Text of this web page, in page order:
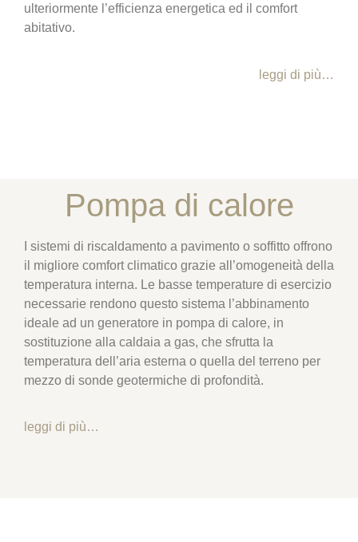
ulteriormente l’efficienza energetica ed il comfort
abitativo.
leggi di più…
Pompa di calore
I sistemi di riscaldamento a pavimento o soffitto offrono
il migliore comfort climatico grazie all’omogeneità della
temperatura interna. Le basse temperature di esercizio
necessarie rendono questo sistema l’abbinamento
ideale ad un generatore in pompa di calore, in
sostituzione alla caldaia a gas, che sfrutta la
temperatura dell’aria esterna o quella del terreno per
mezzo di sonde geotermiche di profondità.
leggi di più…